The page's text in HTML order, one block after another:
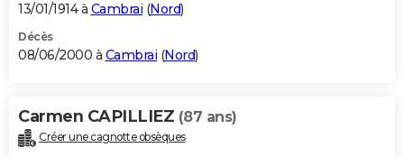
13/01/1914 à Cambrai (Nord)
Décès
08/06/2000 à Cambrai (Nord)
Carmen CAPILLIEZ (87 ans)
Créer une cagnotte obsèques